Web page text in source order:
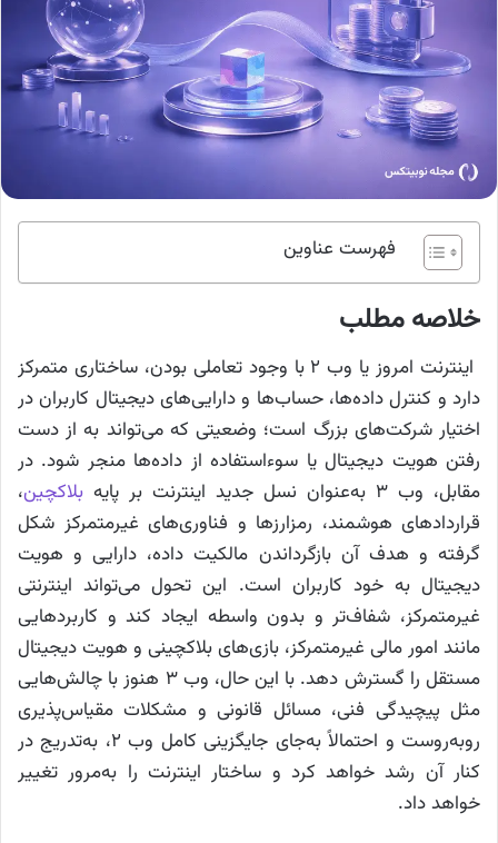
فهرست عناوین
خلاصه مطلب
اینترنت امروز یا وب ۲ با وجود تعاملی بودن، ساختاری متمرکز
دارد و کنترل داده‌ها، حساب‌ها و دارایی‌های دیجیتال کاربران در
اختیار شرکت‌های بزرگ است؛ وضعیتی که می‌تواند به از دست
رفتن هویت دیجیتال یا سوءاستفاده از داده‌ها منجر شود. در
مقابل، وب ۳ به‌عنوان نسل جدید اینترنت بر پایه
بلاکچین،
قراردادهای هوشمند، رمزارزها و فناوری‌های غیرمتمرکز شکل
گرفته و هدف آن بازگرداندن مالکیت داده، دارایی و هویت
دیجیتال به خود کاربران است. این تحول می‌تواند اینترنتی
غیرمتمرکز، شفاف‌تر و بدون واسطه ایجاد کند و کاربردهایی
مانند امور مالی غیرمتمرکز، بازی‌های بلاکچینی و هویت دیجیتال
مستقل را گسترش دهد. با این حال، وب ۳ هنوز با چالش‌هایی
مثل پیچیدگی فنی، مسائل قانونی و مشکلات مقیاس‌پذیری
روبه‌روست و احتمالاً به‌جای جایگزینی کامل وب ۲، به‌تدریج در
کنار آن رشد خواهد کرد و ساختار اینترنت را به‌مرور تغییر
خواهد داد.